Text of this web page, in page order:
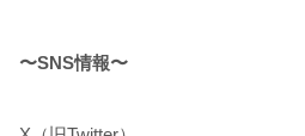
〜SNS情報〜